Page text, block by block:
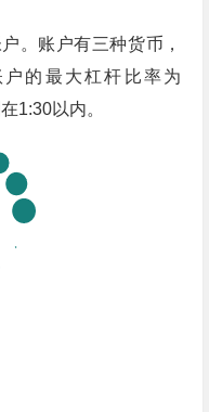
。账户有三种货币，
的最大杠杆比率为
1:30以内。